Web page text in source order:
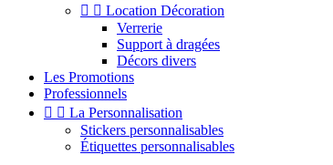
  Location Décoration
Verrerie
Support à dragées
Décors divers
Les Promotions
Professionnels
  La Personnalisation
Stickers personnalisables
Étiquettes personnalisables